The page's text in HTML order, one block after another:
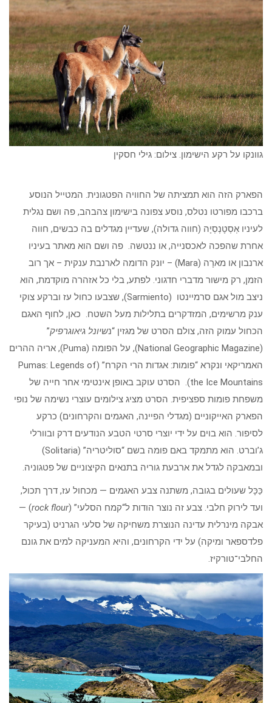
גוונקו על רקע הישימון. צילום: גילי חסקין
הפארק הזה הוא תמציתה של החוויה הפטגונית. המטייל הנוסע
ברכבו מפורטו נטלס, נוסע צפונה בישימון צהבהב, פה ושם נגלית
לעיניו אְסְטָנְסְיָה (חווה גדולה), שעדיין מגדלים בה כבשים, חווה
אחרת שהפכה לאכסנייה, או ננטשה. פה ושם הוא מאתר בעיניו
ארנבון או מארָה (Mara) – יונק הדומה לארנבת ענקית – אך רוב
הזמן, רק מישור מדברי חדגוני. לפתע, בלי כל אזהרה מוקדמת, הוא
ניצב מול אגם סרמיינטו (Sarmiento), שצבעו כחול עז וברקע צוקי
ענק מרשימים, המזדקרים בתלילות מעל השטח. כאן, לחוף האגם
הכחול עמוק הזה, צולם הסרט של מגזין “נשיונל גיאוגרפיק”
(National Geographic Magazine), על הפומה (Puma), אריה ההרים
האמריקאי ונקרא “פומות: אגדות הרי הקרח” (Pumas: Legends of
the Ice Mountains). הסרט עוקב באופן אינטימי אחר חייה של
משפחת פומות ספציפית. הסרט מציג צילומים עוצרי נשימה של נופי
הפארק האייקוניים (מגדלי הפיינה, האגמים והקרחונים) כרקע
לסיפור. הוא בוים על ידי יוצרי סרטי הטבע הנודעים דרק ובוורלי
ג’וברט. הוא מתמקד באם פומה בשם “סוליטריה” (Solitaria)
ובמאבקה לגדל את ארבעת גוריה בתנאים הקיצוניים של פטגוניה.
כַּכָּל שעולים בגובה, משתנה צבע האגמים — מכחול עז, דרך תכול,
ועד לירוק חלבי. צבע זה נוצר הודות ל“קמח הסלעי” (rock flour
) —
אבקה מינרלית עדינה הנוצרת משחיקה של סלעי הגרניט (בעיקר
פלדספאר ומיקה) על ידי הקרחונים, והיא המעניקה למים את גונם
החלבי־טורקיז.